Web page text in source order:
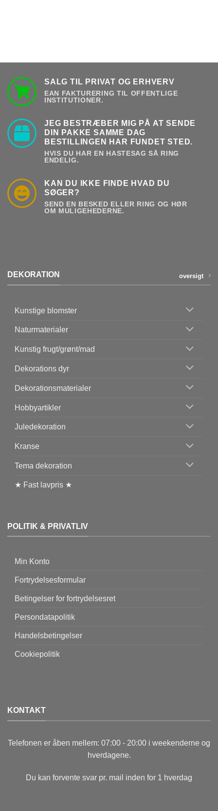
SALG TIL PRIVAT OG ERHVERV
EAN FAKTURERING TIL OFFENTLIGE
INSTITUTIONER.
JEG BESTRÆBER MIG PÅ AT SENDE
DIN PAKKE SAMME DAG
BESTILLINGEN HAR FUNDET STED.
HVIS DU HAR EN HASTESAG SÅ RING
ENDELIG.
KAN DU IKKE FINDE HVAD DU
SØGER?
SEND EN BESKED ELLER RING OG HØR
OM MULIGEHEDERNE.
DEKORATION oversigt
Kunstige blomster
Naturmaterialer
Kunstig frugt/grønt/mad
Dekorations dyr
Dekorationsmaterialer
Hobbyartikler
Juledekoration
Kranse
Tema dekoration
★ Fast lavpris ★
POLITIK & PRIVATLIV
Min Konto
Fortrydelsesformular
Betingelser for fortrydelsesret
Persondatapolitik
Handelsbetingelser
Cookiepolitik
KONTAKT
Telefonen er åben mellem: 07:00 - 20:00 i weekenderne og
hverdagene.
Du kan forvente svar pr. mail inden for 1 hverdag